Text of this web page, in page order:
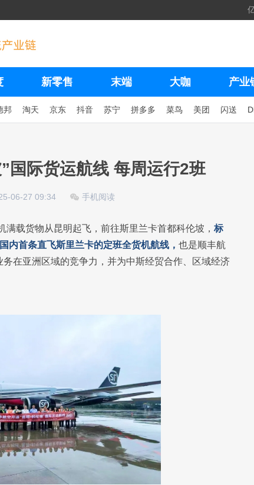
新零售 末端 大咖 产业
邦 淘天 京东 抖音 苏宁 拼多多 菜鸟 美团 闪送
国际货运航线 每周运行2班
06-27 09:34 手机阅读
载货物从昆明起飞，前往斯里兰卡首都科伦坡， 标
内首条直飞斯里兰卡的定班全货机航线， 也是顺丰航
在亚洲区域的竞争力，并为中斯经贸合作、区域经济